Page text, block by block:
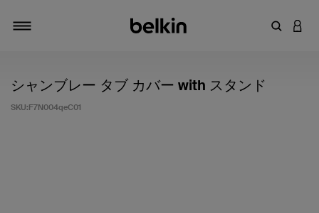
キーワアカ
シャンブレー タブ カバー with スタンド
SKU:F7N004qeC01